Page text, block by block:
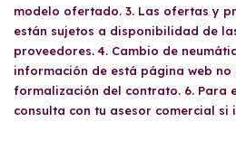
modelo ofertado. 3. Las ofertas y
están sujetos a disponibilidad de
proveedores. 4. Cambio de
información de está página web no
formalización del contrato. 6. Para
consulta con tu asesor comercial si